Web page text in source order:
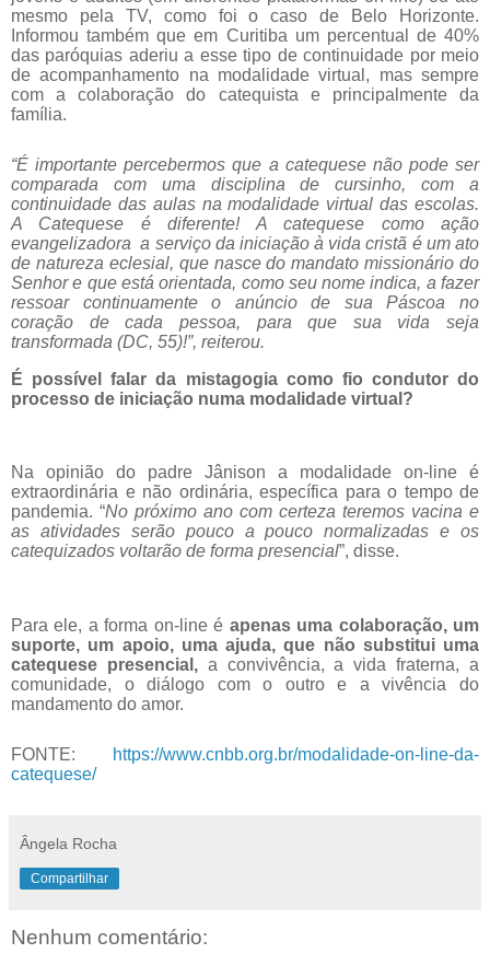
mesmo pela TV, como foi o caso de Belo Horizonte.
Informou também que em Curitiba um percentual de 40%
das paróquias aderiu a esse tipo de continuidade por meio
de acompanhamento na modalidade virtual, mas sempre
com a colaboração do catequista e principalmente da
família.
“É importante percebermos que a catequese não pode ser
comparada com uma disciplina de cursinho, com a
continuidade das aulas na modalidade virtual das escolas.
A Catequese é diferente! A catequese como ação
evangelizadora a serviço da iniciação à vida cristã é um ato
de natureza eclesial, que nasce do mandato missionário do
Senhor e que está orientada, como seu nome indica, a fazer
ressoar continuamente o anúncio de sua Páscoa no
coração de cada pessoa, para que sua vida seja
transformada (DC, 55)!”, reiterou.
É possível falar da mistagogia como fio condutor do
processo de iniciação numa modalidade virtual?
Na opinião do padre Jânison a modalidade on-line é
extraordinária e não ordinária, específica para o tempo de
pandemia. “No próximo ano com certeza teremos vacina e
as atividades serão pouco a pouco normalizadas e os
catequizados voltarão de forma presencial”, disse.
Para ele, a forma on-line é apenas uma colaboração, um
suporte, um apoio, uma ajuda, que não substitui uma
catequese presencial, a convivência, a vida fraterna, a
comunidade, o diálogo com o outro e a vivência do
mandamento do amor.
FONTE:
https://www.cnbb.org.br/modalidade-on-line-da-
catequese/
Ângela Rocha
Compartilhar
Nenhum comentário: